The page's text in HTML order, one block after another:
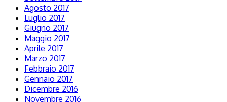
Agosto 2017
Luglio 2017
Giugno 2017
Maggio 2017
Aprile 2017
Marzo 2017
Febbraio 2017
Gennaio 2017
Dicembre 2016
Novembre 2016